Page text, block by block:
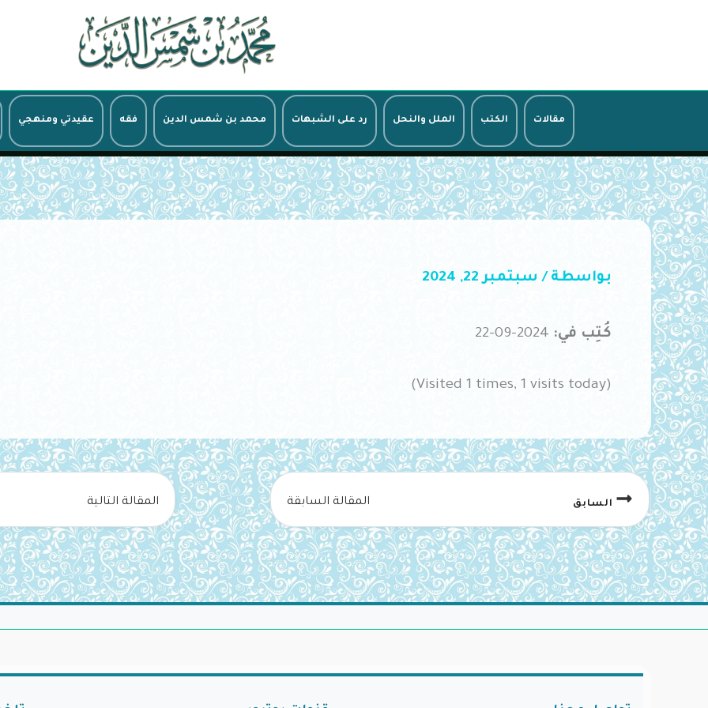
مقالات الكتب الملل والنحل رد على الشبهات محمد بن شمس الدين فقه عقيدتي ومنهجي
بواسطة / سبتمبر 22, 2024
كُتِب في: 2024-09-22
(Visited 1 times, 1 visits today)
السابق المقالة السابقة المقالة التالية